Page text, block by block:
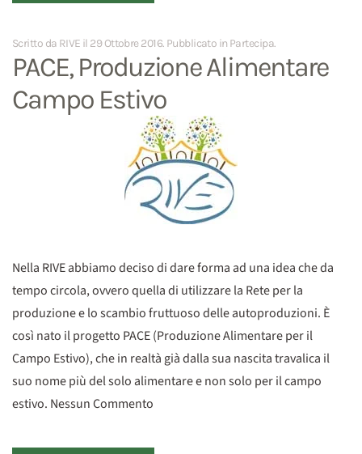
Scritto da RIVE il 29 Ottobre 2016. Pubblicato in Partecipa.
PACE, Produzione Alimentare
Campo Estivo
Nella RIVE abbiamo deciso di dare forma ad una idea che da
tempo circola, ovvero quella di utilizzare la Rete per la
produzione e lo scambio fruttuoso delle autoproduzioni. È
così nato il progetto PACE (Produzione Alimentare per il
Campo Estivo), che in realtà già dalla sua nascita travalica il
suo nome più del solo alimentare e non solo per il campo
estivo. Nessun Commento